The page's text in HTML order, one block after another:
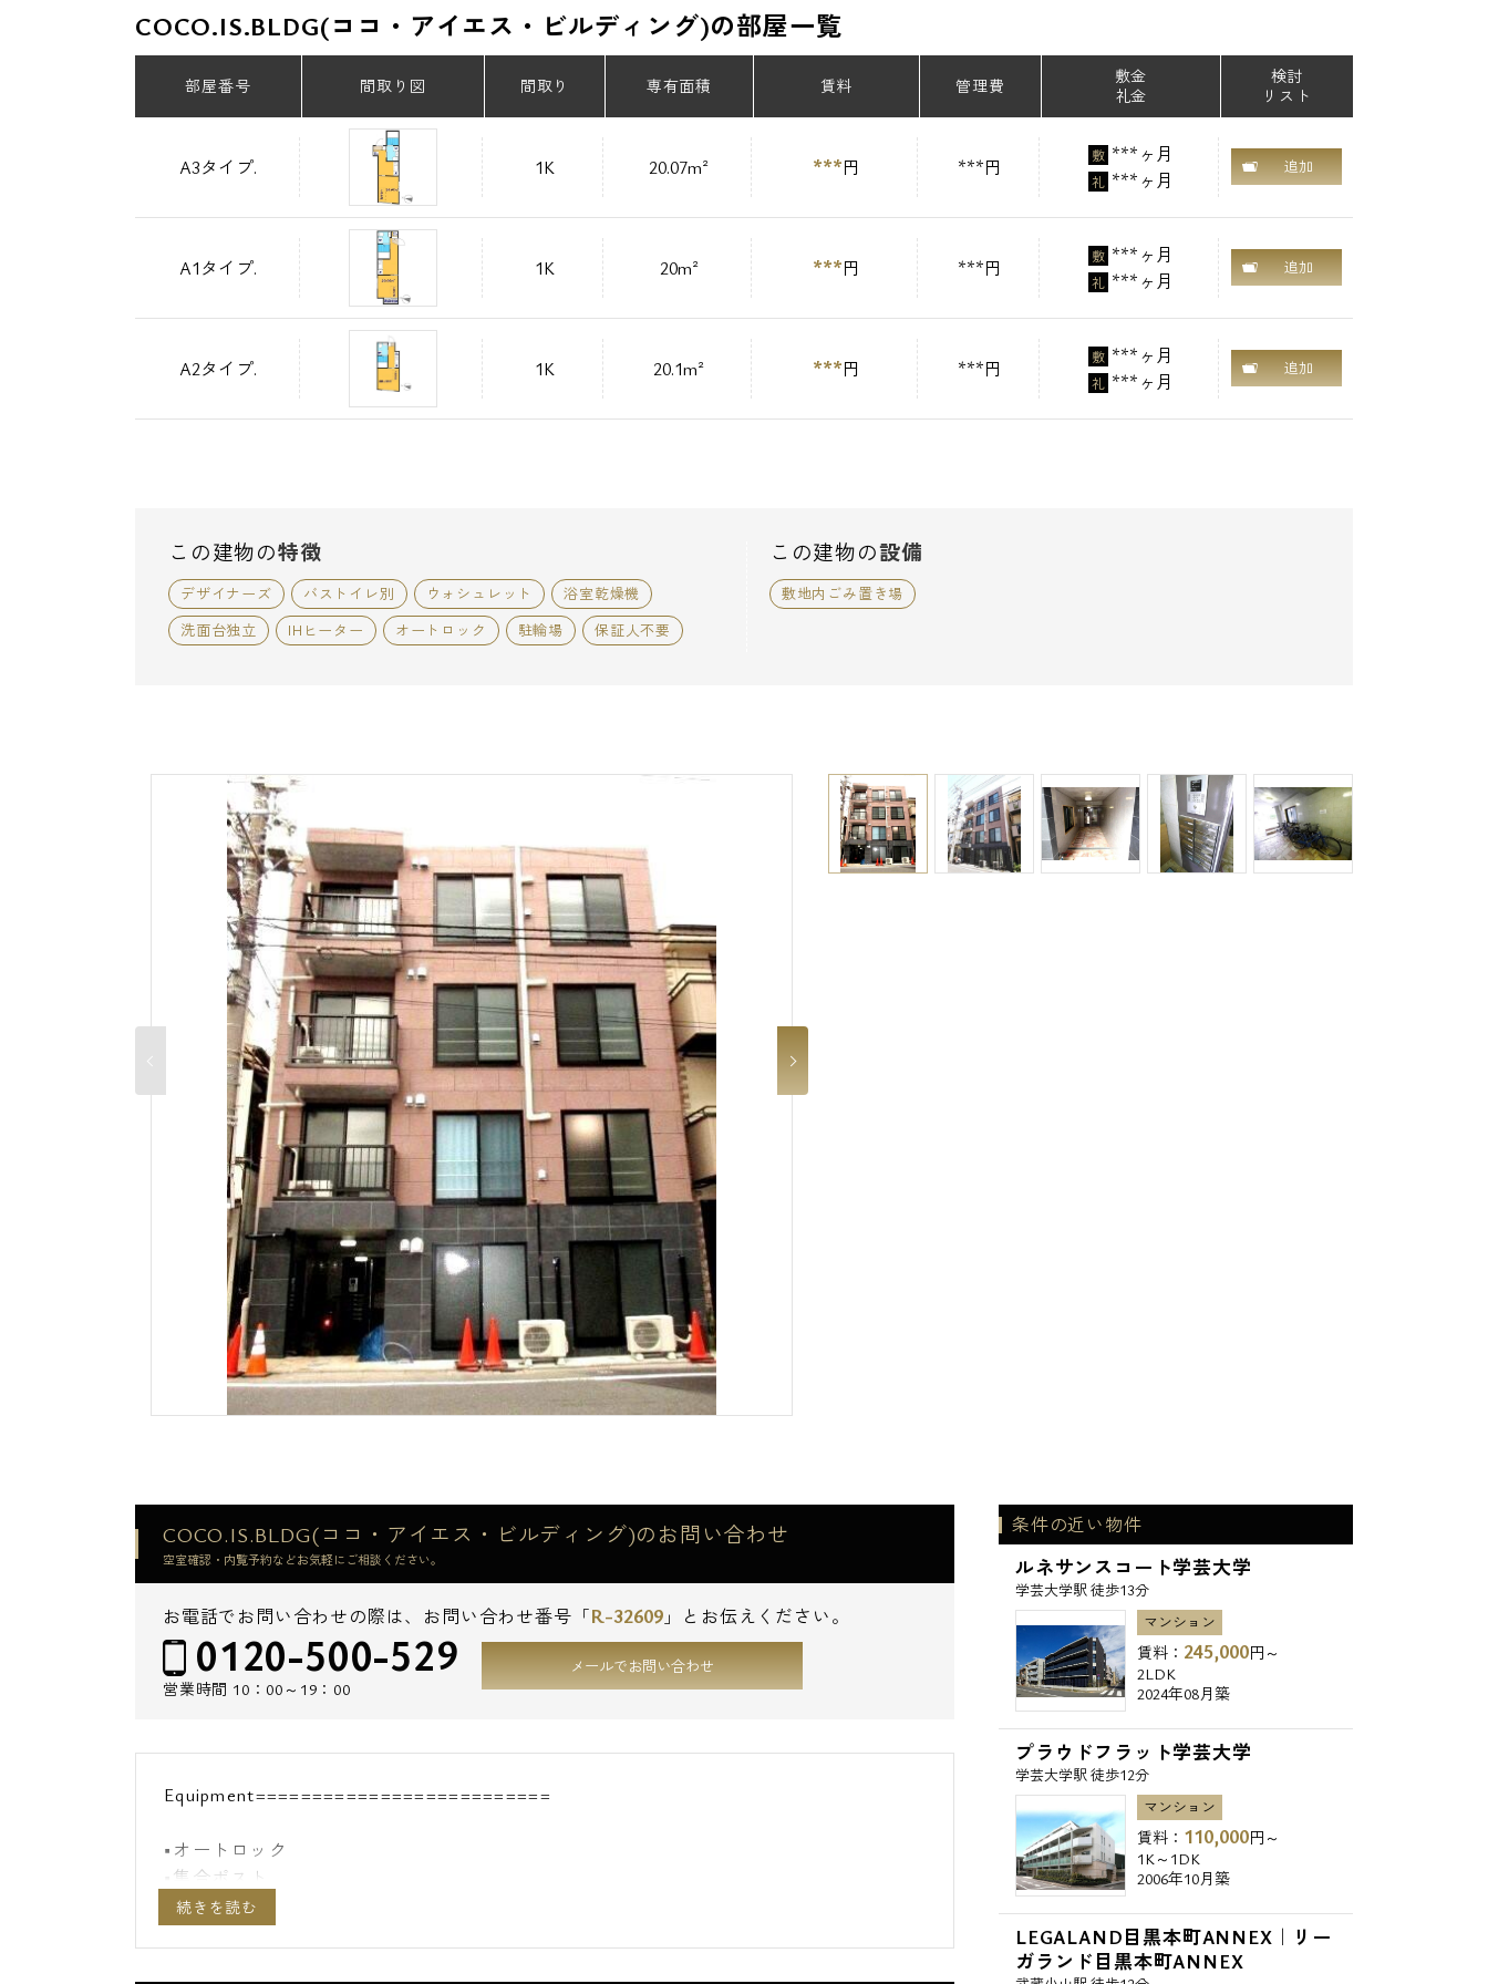
COCO.IS.BLDG(ココ・アイエス・ビルディング)の部屋一覧
部屋番号 間取り図 間取り 専有面積 賃料 管理費
敷金
礼金
検討
リスト
A3タイプ. 1K 20.07m² ***円 ***円 敷 ***ヶ月
礼 ***ヶ月
追加
A1タイプ. 1K 20m² ***円 ***円 敷 ***ヶ月
礼 ***ヶ月
追加
A2タイプ. 1K 20.1m² ***円 ***円 敷 ***ヶ月
礼 ***ヶ月
追加
この建物の特徴
デザイナーズ バストイレ別 ウォシュレット
浴室乾燥機
洗面台独立
IHヒーター オートロック 駐輪場 保証人不要
この建物の設備
敷地内ごみ置き場
COCO.IS.BLDG(ココ・アイエス・ビルディング)のお問い合わせ
空室確認・内覧予約などお気軽にご相談ください。
お電話でお問い合わせの際は、お問い合わせ番号「R-32609 」とお伝えください。
0120-500-529
営業時間 10：00～19：00
メールでお問い合わせ
Equipment==========================
■オートロック
■集合ポスト
■TVモニター付インターホン
■エアコン
条件の近い物件
ルネサンスコート学芸大学
学芸大学駅 徒歩13分
マンション
賃料： 245,000円～
2LDK
2024年08月築
プラウドフラット学芸大学
学芸大学駅 徒歩12分
マンション
賃料： 110,000円～
1K～1DK
2006年10月築
LEGALAND目黒本町ANNEX｜リー
ガランド目黒本町ANNEX